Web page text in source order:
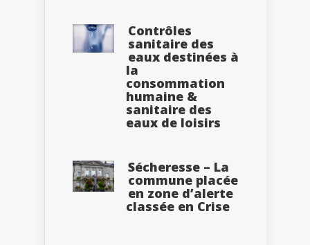
Contrôles
sanitaire des
eaux destinées à
la
consommation
humaine &
sanitaire des
eaux de loisirs
Sécheresse – La
commune placée
en zone d’alerte
classée en Crise